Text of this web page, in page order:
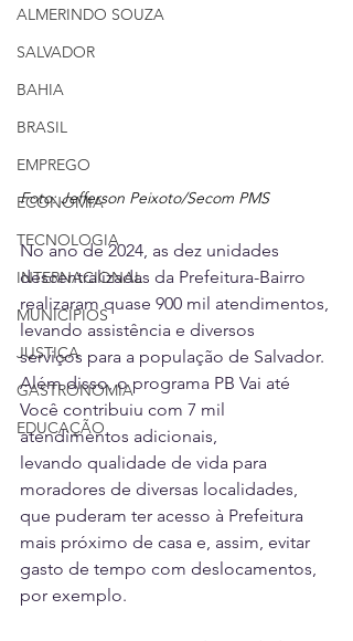
ALMERINDO SOUZA
SALVADOR
BAHIA
BRASIL
EMPREGO
ECONOMIA
TECNOLOGIA
INTERNACIONAL
MUNICÍPIOS
JUSTIÇA
GASTRONOMIA
EDUCAÇÃO
Foto: Jefferson Peixoto/Secom PMS
No ano de 2024, as dez unidades
descentralizadas da Prefeitura-Bairro
realizaram quase 900 mil atendimentos,
levando assistência e diversos
serviços para a população de Salvador.
Além disso, o programa PB Vai até
Você contribuiu com 7 mil
atendimentos adicionais,
levando qualidade de vida para
moradores de diversas localidades,
que puderam ter acesso à Prefeitura
mais próximo de casa e, assim, evitar
gasto de tempo com deslocamentos,
por exemplo.